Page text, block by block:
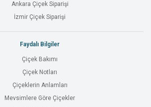
Ankara Çiçek Siparişi
İzmir Çiçek Siparişi
Faydalı Bilgiler
Çiçek Bakımı
Çiçek Notları
Çiçeklerin Anlamları
Mevsimlere Göre Çiçekler